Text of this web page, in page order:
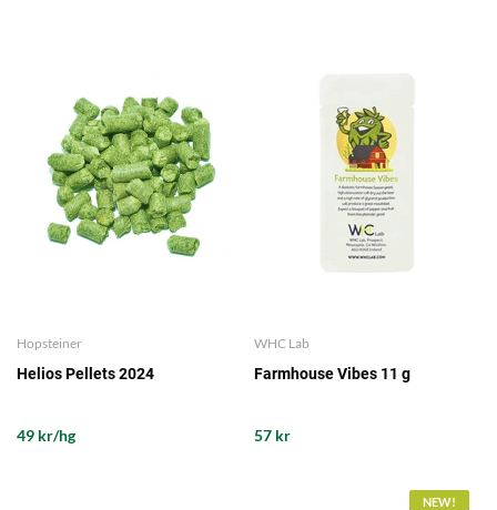
Hopsteiner
Helios Pellets 2024
49 kr/hg
WHC Lab
Farmhouse Vibes 11 g
57 kr
NEW!